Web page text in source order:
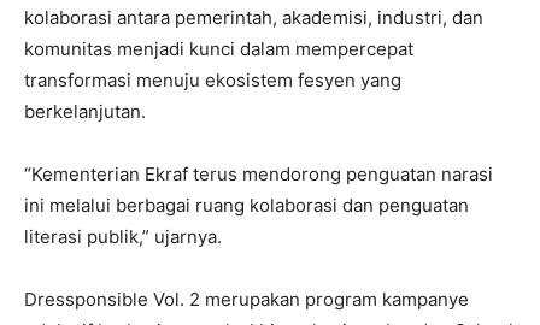
kolaborasi antara pemerintah, akademisi, industri, dan
komunitas menjadi kunci dalam mempercepat
transformasi menuju ekosistem fesyen yang
berkelanjutan.
“Kementerian Ekraf terus mendorong penguatan narasi
ini melalui berbagai ruang kolaborasi dan penguatan
literasi publik,” ujarnya.
Dressponsible Vol. 2 merupakan program kampanye